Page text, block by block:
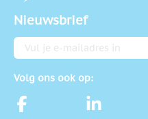
Nieuwsbrief
E-mailadres
Volg ons ook op: